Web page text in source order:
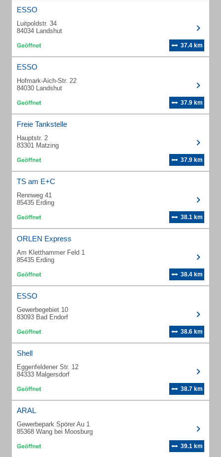
ESSO
Luitpoldstr. 34
84034 Landshut
37.4 km
ESSO
Hofmark-Aich-Str. 22
84030 Landshut
37.9 km
Freie Tankstelle
Hauptstr. 2
83301 Matzing
37.9 km
TS am E+C
Rennweg 41
85435 Erding
38.1 km
ORLEN Express
Am Kletthammer Feld 1
85435 Erding
38.4 km
ESSO
Gewerbegebiet 10
83093 Bad Endorf
38.6 km
Shell
Eggenfeldener Str. 12
84333 Malgersdorf
38.7 km
ARAL
Gewerbepark Spörer Au 1
85368 Wang bei Moosburg
39.1 km